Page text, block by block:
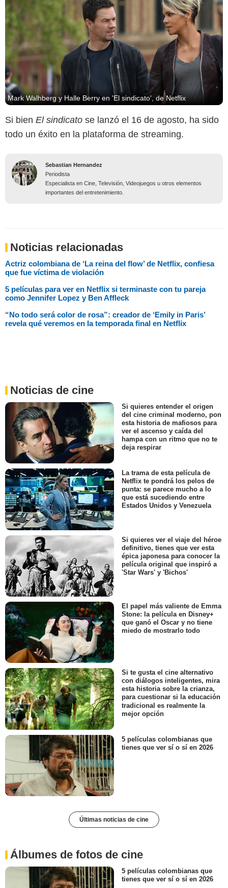
Mark Walhberg y Halle Berry en 'El sindicato', de Netflix
Si bien El sindicato se lanzó el 16 de agosto, ha sido
todo un éxito en la plataforma de streaming.
Sebastian Hernandez
Periodista
Especialista en Cine, Televisión, Videojuegos u otros elementos
importantes del entretenimiento.
Noticias relacionadas
Actriz colombiana de ‘La reina del flow’ de Netflix, confiesa
que fue víctima de violación
5 películas para ver en Netflix si terminaste con tu pareja
como Jennifer Lopez y Ben Affleck
“No todo será color de rosa”: creador de ‘Emily in Paris’
revela qué veremos en la temporada final en Netflix
Noticias de cine
Si quieres entender el origen
del cine criminal moderno, pon
esta historia de mafiosos para
ver el ascenso y caída del
hampa con un ritmo que no te
deja respirar
La trama de esta película de
Netflix te pondrá los pelos de
punta: se parece mucho a lo
que está sucediendo entre
Estados Unidos y Venezuela
Si quieres ver el viaje del héroe
definitivo, tienes que ver esta
épica japonesa para conocer la
película original que inspiró a
'Star Wars' y 'Bichos'
El papel más valiente de Emma
Stone: la película en Disney+
que ganó el Oscar y no tiene
miedo de mostrarlo todo
Si te gusta el cine alternativo
con diálogos inteligentes, mira
esta historia sobre la crianza,
para cuestionar si la educación
tradicional es realmente la
mejor opción
5 películas colombianas que
tienes que ver sí o sí en 2026
Últimas noticias de cine
Álbumes de fotos de cine
5 películas colombianas que
tienes que ver sí o sí en 2026